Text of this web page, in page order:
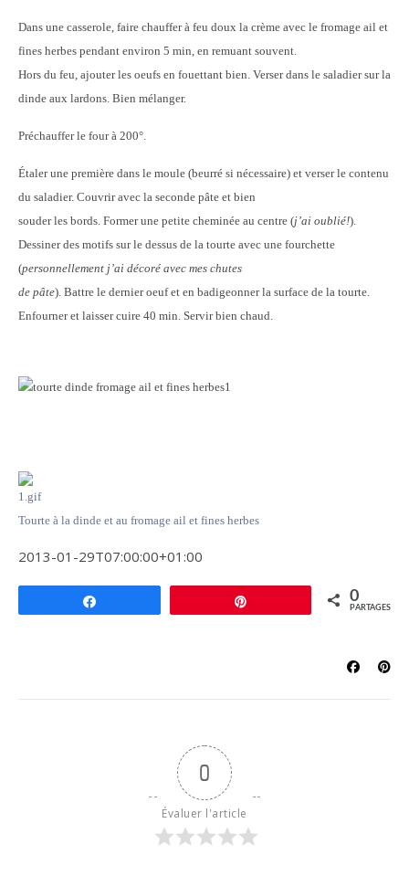
Dans une casserole, faire chauffer à feu doux la crème avec le fromage ail et
fines herbes pendant environ 5 min, en remuant souvent.
Hors du feu, ajouter les oeufs en fouettant bien. Verser dans le saladier sur la
dinde aux lardons. Bien mélanger.
Préchauffer le four à 200°.
Étaler une première dans le moule (beurré si nécessaire) et verser le contenu
du saladier. Couvrir avec la seconde pâte et bien
souder les bords. Former une petite cheminée au centre (j’ai oublié!).
Dessiner des motifs sur le dessus de la tourte avec une fourchette
(personnellement j’ai décoré avec mes chutes
de pâte). Battre le dernier oeuf et en badigeonner la surface de la tourte.
Enfourner et laisser cuire 40 min. Servir bien chaud.
Tourte à la dinde et au fromage ail et fines herbes
2013-01-29T07:00:00+01:00
0
PARTAGES
0
Évaluer l'article